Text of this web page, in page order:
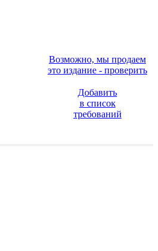
Возможно, мы продаем
это издание - проверить
Добавить
в список
требований